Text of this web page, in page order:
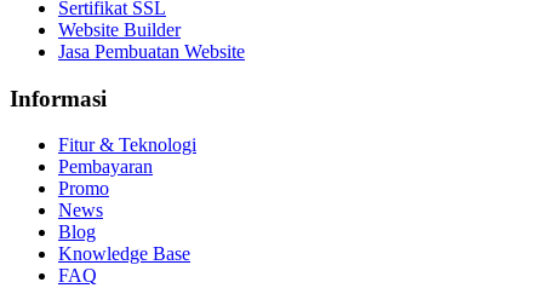
Sertifikat SSL
Website Builder
Jasa Pembuatan Website
Informasi
Fitur & Teknologi
Pembayaran
Promo
News
Blog
Knowledge Base
FAQ